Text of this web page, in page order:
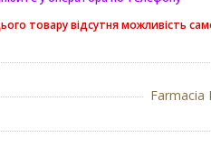
товару відсутня можливість
Farmacia